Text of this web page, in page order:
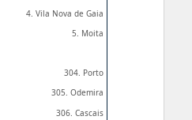
4. Vila Nova de Gaia
5. Moita
304. Porto
305. Odemira
306. Cascais